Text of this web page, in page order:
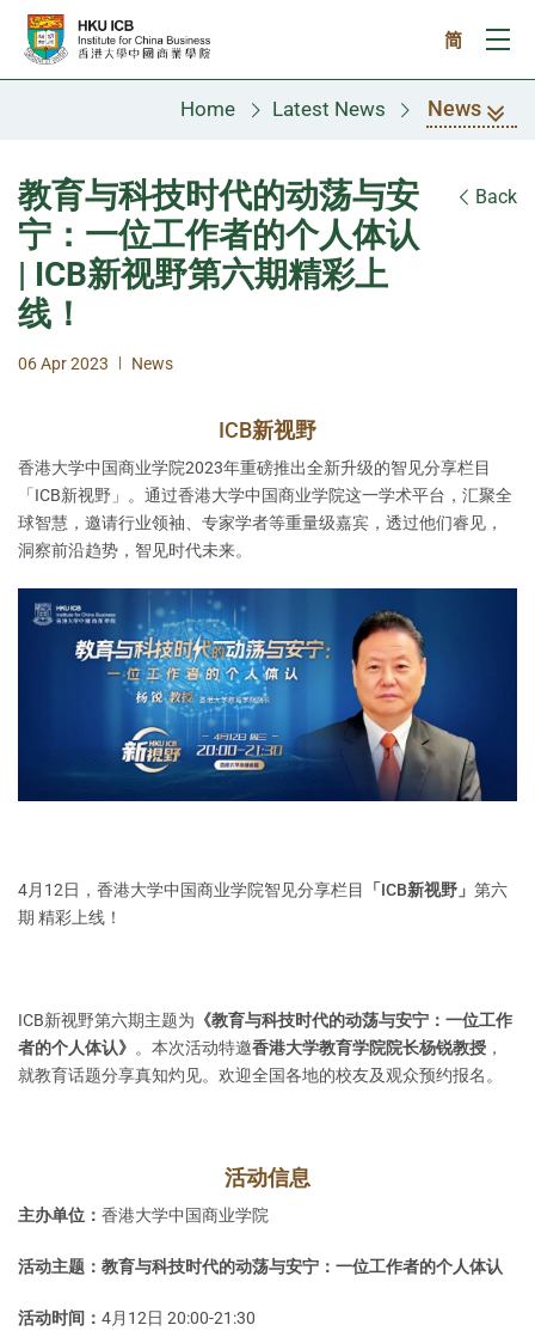
Skip to main content
简
Home Latest News News
教育与科技时代的动荡与安
宁：一位工作者的个人体认
| ICB新视野第六期精彩上
线！
Back
06 Apr 2023 | News
ICB新视野
香港大学中国商业学院2023年重磅推出全新升级的智见分享栏目
「ICB新视野」。通过香港大学中国商业学院这一学术平台，汇聚全
球智慧，邀请行业领袖、专家学者等重量级嘉宾，透过他们睿见，
洞察前沿趋势，智见时代未来。
4月12日，香港大学中国商业学院智见分享栏目 「ICB新视野」 第六
期 精彩上线！
ICB新视野第六期主题为 《教育与科技时代的动荡与安宁：一位工作
者的个人体认》 。本次活动特邀香港大学教育学院院长杨锐教授 ，
就教育话题分享真知灼见。欢迎全国各地的校友及观众预约报名。
活动信息
主办单位： 香港大学中国商业学院
活动主题：教育与科技时代的动荡与安宁：一位工作者的个人体认
活动时间： 4月12日 20:00-21:30